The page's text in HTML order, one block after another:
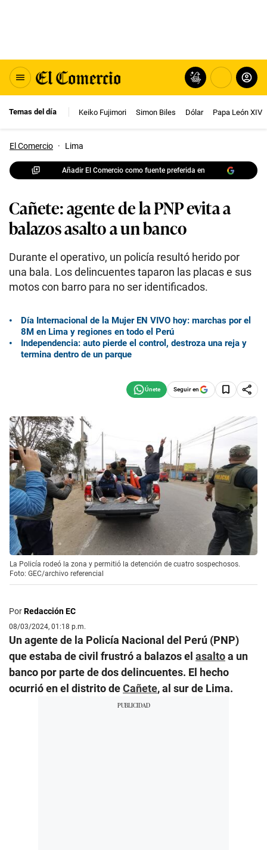
Temas del día Keiko Fujimori Simon Biles Dólar Papa León XIV
El Comercio · Lima
Añadir El Comercio como fuente preferida en
Cañete: agente de la PNP evita a
balazos asalto a un banco
Durante el operativo, un policía resultó herido por
una bala. Los delincuentes taparon las placas e sus
motos con barro para no ser identificados.
Día Internacional de la Mujer EN VIVO hoy: marchas por el
8M en Lima y regiones en todo el Perú
Independencia: auto pierde el control, destroza una reja y
termina dentro de un parque
Seguir en
La Policía rodeó la zona y permitió la detención de cuatro sospechosos.
Foto: GEC/archivo referencial
PorRedacción EC
08/03/2024, 01:18 p.m.
Un agente de la Policía Nacional del Perú (PNP)
que estaba de civil frustró a balazos el asaltoa un
banco por parte de dos delincuentes. El hecho
ocurrió en el distrito deCañete, al sur de Lima.